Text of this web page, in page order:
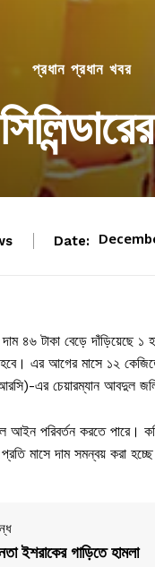
প্রধান প্রধান খবর
Date:
৪৬ টাকা বেড়ে দাঁড়িয়েছে
হবে। এর আগের মাসে ১২
এর চেয়ারম্যান আবদুল
আইন পরিবর্তন করতে পারে।
মাসে দাম সমন্বয় করা
ইশরাকের গাড়িতে হামলা